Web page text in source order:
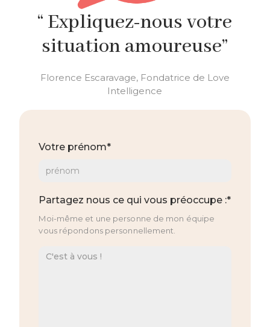
“ Expliquez-nous votre
situation amoureuse”
Florence Escaravage, Fondatrice de Love
Intelligence
Votre prénom*
Partagez nous ce qui vous préoccupe :*
Moi-même et une personne de mon équipe
vous répondons personnellement.